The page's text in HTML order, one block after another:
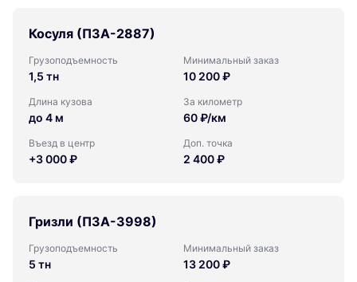
Косуля (ПЗА-2887)
Грузоподъемность
1,5 тн
Минимальный заказ
10 200 ₽
Длина кузова
до 4 м
За километр
60 ₽/км
Въезд в центр
+3 000 ₽
Доп. точка
2 400 ₽
Гризли (ПЗА-3998)
Грузоподъемность
5 тн
Минимальный заказ
13 200 ₽